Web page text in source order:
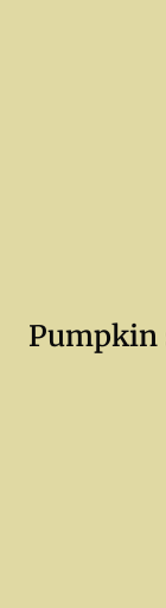
Pumpkin